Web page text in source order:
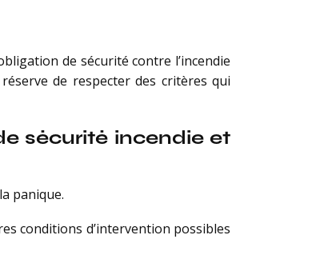
de sécurité contre l’incendie
de respecter des critères qui
sécurité incendie et
panique.
conditions d’intervention possibles